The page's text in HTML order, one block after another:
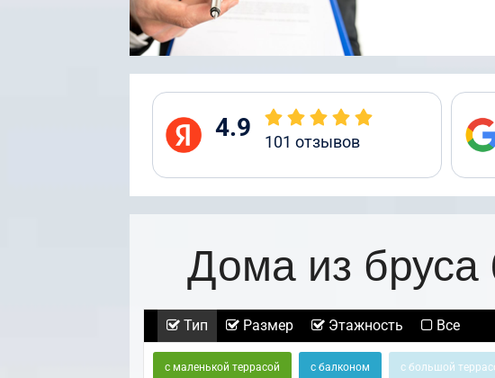
4.9 101 отзывов
Дома из бруса
Тип Размер Этажность Все
с маленькой террасой с балконом с большой